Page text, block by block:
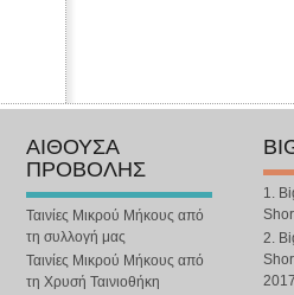
ΑΙΘΟΥΣΑ
ΠΡΟΒΟΛΗΣ
Ταινίες Μικρού Μήκους από
τη συλλογή μας
Ταινίες Μικρού Μήκους από
τη Χρυσή Ταινιοθήκη
1.
2.